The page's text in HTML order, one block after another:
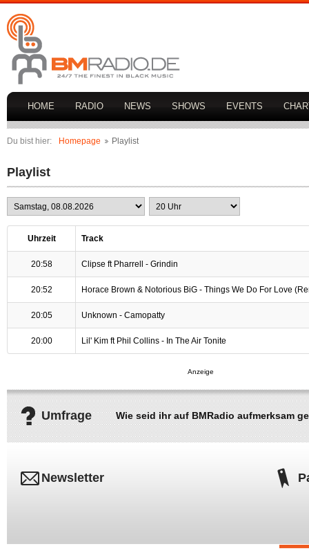
HOME RADIO NEWS SHOWS EVENTS
Du bist hier: Homepage Playlist
Playlist
Uhrzeit Track
20:58 Clipse ft Pharrell - Grindin
20:52 Horace Brown & Notorious BiG - Things We Do For Love
20:05 Unknown - Camopatty
20:00 Lil' Kim ft Phil Collins - In The Air Tonite
Umfrage Wie seid ihr auf BMRadio aufmerksam
Newsletter